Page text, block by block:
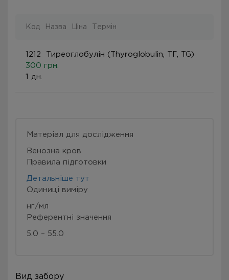
Код Назва Ціна Термін
1212
Тиреоглобулін (Thyroglobulin, ТГ, TG)
300 грн.
1 дн.
Матеріал для дослідження
Венозна кров
Правила підготовки
Детальніше тут
Одиниці виміру
нг/мл
Референтні значення
5.0 – 55.0
Вид забору